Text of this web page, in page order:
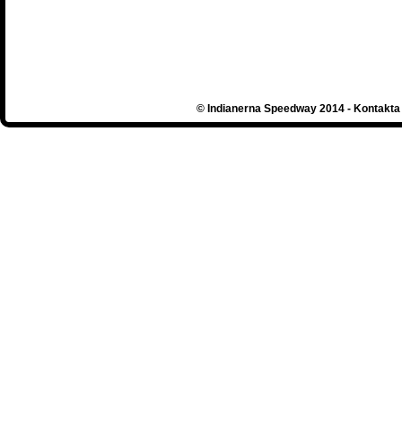
© Indianerna Speedway 2014 -